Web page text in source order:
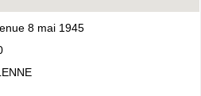
8 mai 1945